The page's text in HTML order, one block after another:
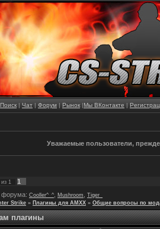
Поиск | Чат | Форум | Рынок |Мы ВКонтакте |
Уважаемые пользователи,
из 1
1
форума: Cooller^_^ Mushroom
Tiger_
Strike » Плагины для AMXX » Общие вопросы по
плагины